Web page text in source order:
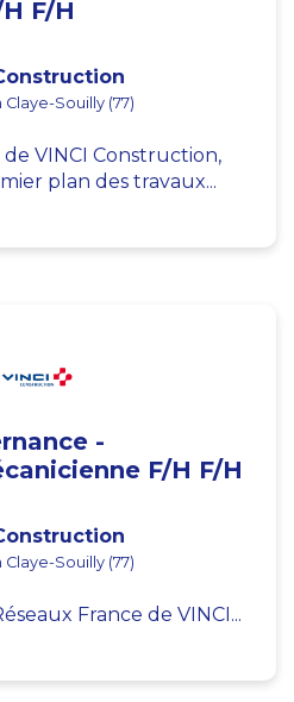
H F/H
Claye-Souilly (77)
VINCI Construction,
plan des travaux...
-
F/H F/H
Claye-Souilly (77)
France de VINCI...